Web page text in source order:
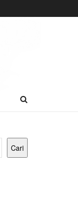
Cari